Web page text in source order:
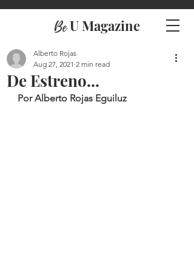
BeU Magazine
De Estreno...
Alberto Rojas
Aug 27, 2021 2 min read
Por Alberto Rojas Eguiluz